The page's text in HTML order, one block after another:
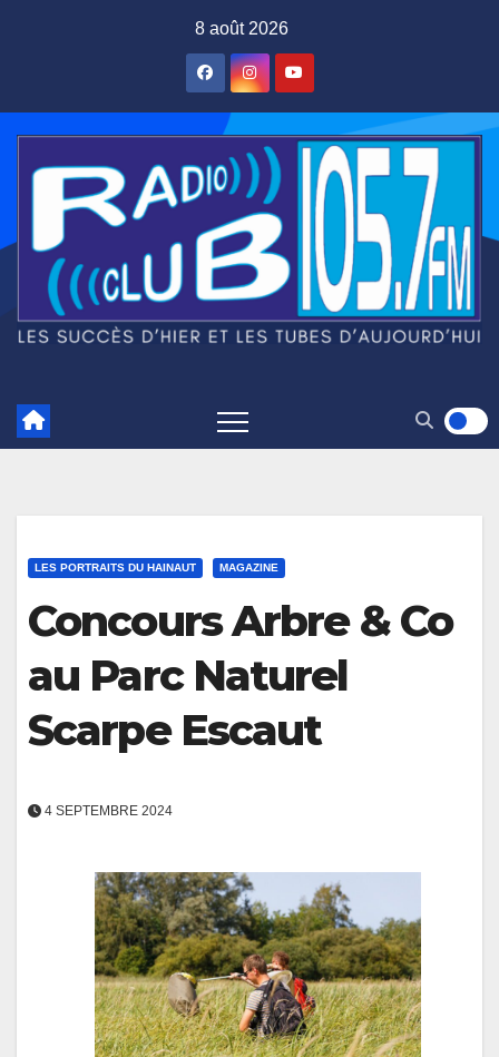
8 août 2026
LES PORTRAITS DU HAINAUT MAGAZINE
Concours Arbre & Co
au Parc Naturel
Scarpe Escaut
4 SEPTEMBRE 2024